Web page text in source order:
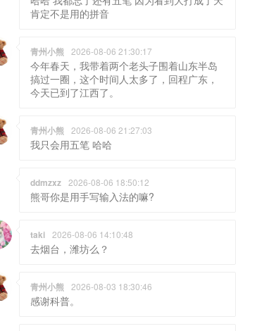
肯定不是用的拼音
青州小熊 2026-08-06 21:30:17
今年春天，我带着两个老头子围着山东半岛
搞过一圈，这个时间人太多了，回程广东，
今天已到了江西了。
青州小熊 2026-08-06 21:27:03
我只会用五笔 哈哈
ddmzxz 2026-08-06 18:50:12
熊哥你是用手写输入法的嘛?
taki 2026-08-06 14:10:48
去烟台，潍坊么？
青州小熊 2026-08-03 18:30:46
感谢科普。